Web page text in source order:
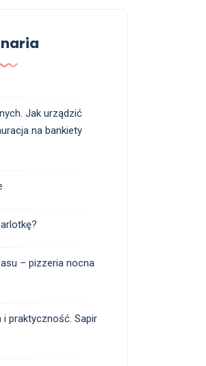
Jak urządzić
na bankiety
– pizzeria nocna
praktyczność. Sapir